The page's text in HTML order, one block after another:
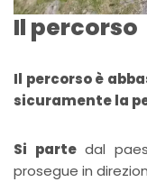
Il percorso
Il percorso è
sicuramente la
Si parte dal
prosegue in